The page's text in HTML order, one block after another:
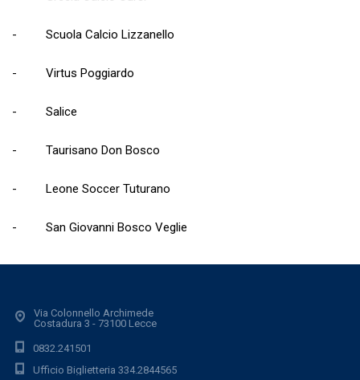
- Scuola Calcio Lizzanello
- Virtus Poggiardo
- Salice
- Taurisano Don Bosco
- Leone Soccer Tuturano
- San Giovanni Bosco Veglie
Via Colonnello Archimede
Costadura 3 - 73100 Lecce
0832.241501
Ufficio Biglietteria 334.2844565